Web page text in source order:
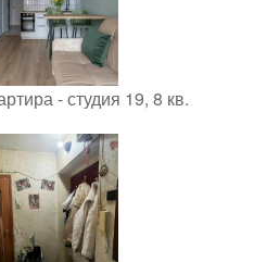
- студия 19, 8 кв.